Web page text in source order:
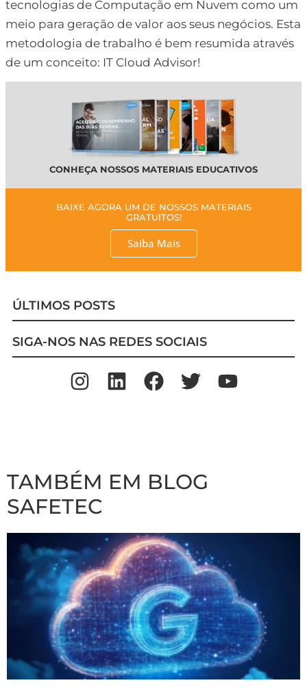
tecnologias de Computação em Nuvem como um
meio para geração de valor aos seus negócios. Esta
metodologia de trabalho é bem resumida através
de um conceito: IT Cloud Advisor!
CONHEÇA NOSSOS MATERIAIS EDUCATIVOS
BAIXE AGORA UM DE NOSSOS MATERIAIS
GRATUITOS!
Saiba Mais
ÚLTIMOS POSTS
SIGA-NOS NAS REDES SOCIAIS
TAMBÉM EM BLOG
SAFETEC